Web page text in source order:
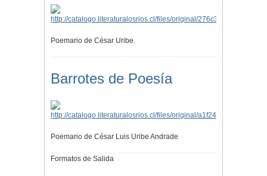
Poemario de César Uribe.
Barrotes de Poesía
Poemario de César Luis Uribe Andrade
Formatos de Salida